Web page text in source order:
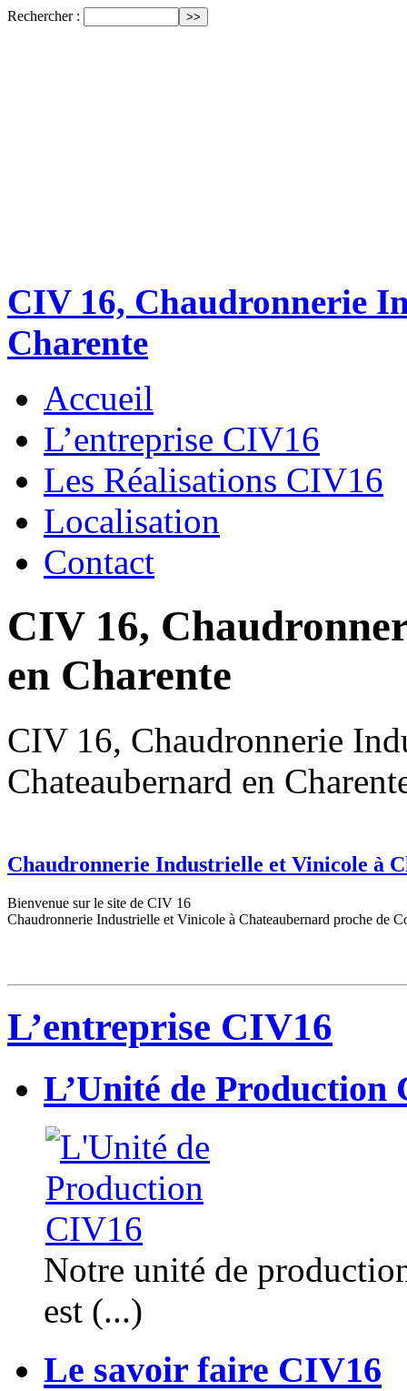
Rechercher :
CIV 16, Chaudronnerie
Charente
Accueil
L’entreprise CIV16
Les Réalisations CIV16
Localisation
Contact
CIV 16,
en Charente
CIV 16, Chaudronnerie
Chateaubernard en
Chaudronnerie Industrielle et Vinicole à
Bienvenue sur le site de CIV 16
Chaudronnerie Industrielle et Vinicole à Chateaubernard proche de
L’entreprise CIV16
L’Unité de Production
Notre unité de
est (...)
Le savoir faire CIV16